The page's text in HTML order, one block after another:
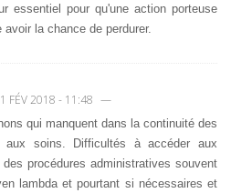
essentiel pour qu'une action porteuse
la chance de perdurer.
FÉV 2018 - 11:48 —
qui manquent dans la continuité des
soins. Difficultés à accéder aux
procédures administratives souvent
lambda et pourtant si nécessaires et